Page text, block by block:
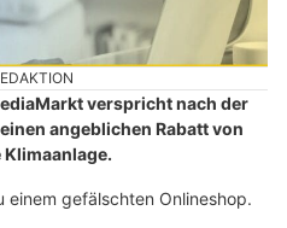
verspricht nach der
angeblichen Rabatt von
gefälschten Onlineshop.